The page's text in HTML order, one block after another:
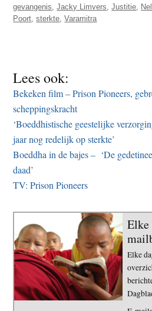
gevangenis ,Jacky Limvers ,Justitie
Poort ,sterkte ,Varamitra
Lees ook:
Bekeken film – Prison Pioneers,
scheppingskracht
‘Boeddhistische geestelijke
jaar nog redelijk op sterkte’
Boeddha in de bajes – ‘De
daad’
TV: Prison Pioneers
Elke
Elke